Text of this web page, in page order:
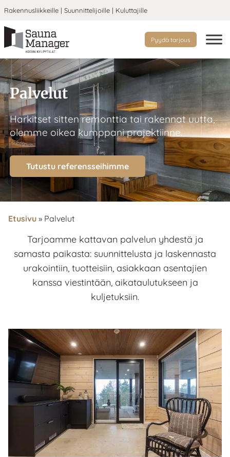
Rakennusliikkeille | Suunnittelijoille | Kuluttajille
Pyydä tarjous
Palvelut
Harkitset sitten remonttia tai rakennat uutta,
olemme oikea kumppani projektiinne.
Tutustu referensseihimme
Etusivu » Palvelut
Tarjoamme kattavan palvelun yhdestä ja
samasta paikasta: suunnittelusta ja laskennasta
urakointiin, tuotteisiin, asiakkaan asentajien
kanssa viestintään, aikataulutukseen ja
kuljetuksiin.